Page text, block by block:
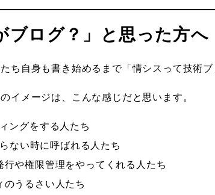
ブログ？」と思った方へ
ち自身も書き始めるまで「情シスって技術
イメージは、こんな感じだと思います。
ングをする人たち
ない時に呼ばれる人たち
行や権限管理をやってくれる人たち
のうるさい人たち